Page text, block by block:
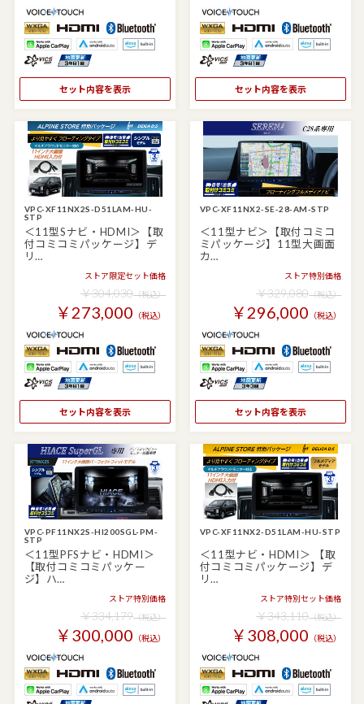
セット内容を表示 セット内容を表示
VPC-XF11NX2S-D51LAM-HU-
STP
＜11型Sナビ・HDMI＞【取
付コミコミパッケージ】デ
リ…
ストア限定セット価格
￥304,030（税込）
￥273,000 （税込）
セット内容を表示
VPC-XF11NX2-SE-28-AM-STP
＜11型ナビ＞【取付コミコ
ミパッケージ】11型大画面
カ…
ストア特別価格
￥329,080（税込）
￥296,000 （税込）
セット内容を表示
VPC-PF11NX2S-HI200SGL-PM-
STP
＜11型PFSナビ・HDMI＞
【取付コミコミパッケー
ジ】ハ…
ストア特別価格
￥334,179（税込）
￥300,000 （税込）
VPC-XF11NX2-D51LAM-HU-STP
＜11型ナビ・HDMI＞ 【取
付コミコミパッケージ】デ
リ…
ストア特別セット価格
￥343,110（税込）
￥308,000 （税込）